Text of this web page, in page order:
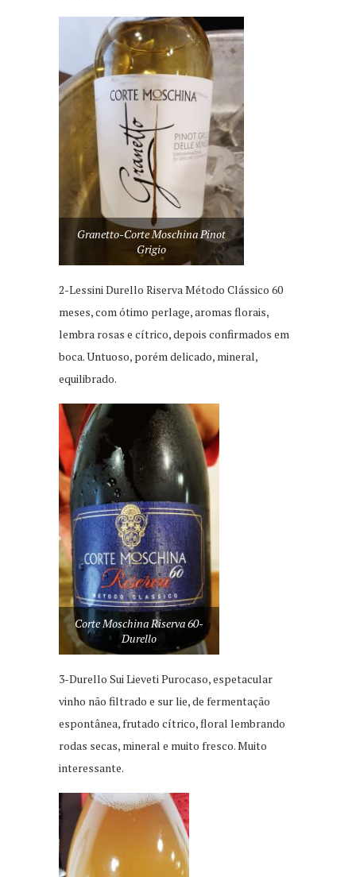
Granetto-Corte Moschina Pinot
Grigio
2-Lessini Durello Riserva Método Clássico 60
meses, com ótimo perlage, aromas florais,
lembra rosas e cítrico, depois confirmados em
boca. Untuoso, porém delicado, mineral,
equilibrado.
Corte Moschina Riserva 60-
Durello
3-Durello Sui Lieveti Purocaso, espetacular
vinho não filtrado e sur lie, de fermentação
espontânea, frutado cítrico, floral lembrando
rodas secas, mineral e muito fresco. Muito
interessante.